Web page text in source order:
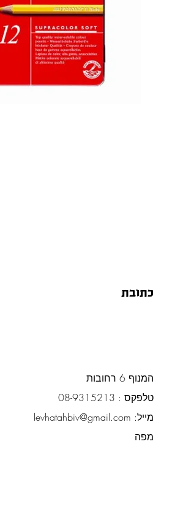
כתובת
המנוף 6 רחובות
טלפקס : 08-9315213
מייל: levhatahbiv@gmail.com
מפה